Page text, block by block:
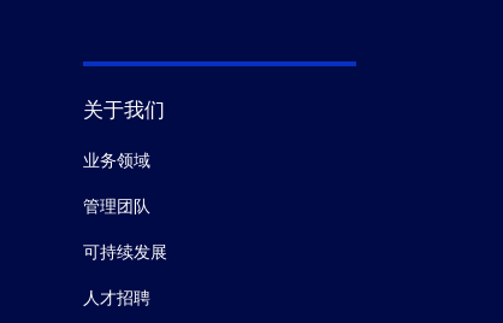
关于我们
业务领域
管理团队
可持续发展
人才招聘